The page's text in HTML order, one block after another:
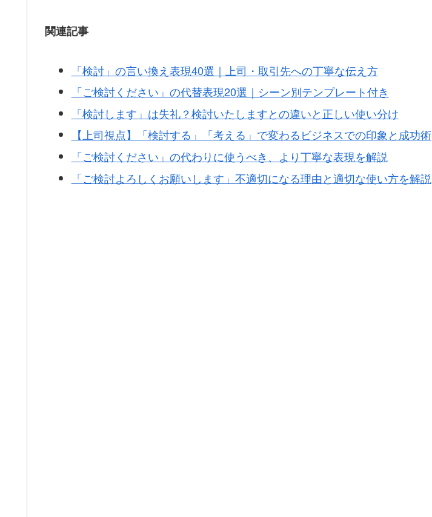
関連記事
「検討」の言い換え表現40選｜上司・取引先への丁寧な伝え方
「ご検討ください」の代替表現20選｜シーン別テンプレート付き
「検討します」は失礼？検討いたしますとの違いと正しい使い分け
【上司視点】「検討する」「考える」で変わるビジネスでの印象と成功術
「ご検討ください」の代わりに使うべき、より丁寧な表現を解説
「ご検討よろしくお願いします」不適切になる理由と適切な使い方を解説